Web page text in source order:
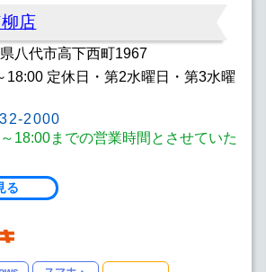
店
八代市高下西町1967
18:00 定休日・第2水曜日・第3水曜
2000
18:00までの営業時間とさせていた
る